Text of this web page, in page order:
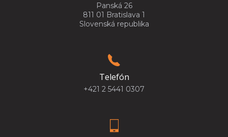
Panská 26
811 01 Bratislava 1
Slovenská republika
Telefón
+421 2 5441 0307